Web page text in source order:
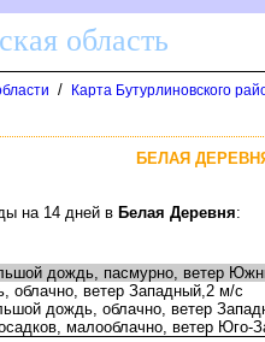
область
/ Карта Бутурлиновского
БЕЛАЯ
на 14 дней Белая Деревня:
дождь, пасмурно, ветер
ветер Западный,2 м/с
дождь, облачно, ветер
малооблачно, ветер Юго-